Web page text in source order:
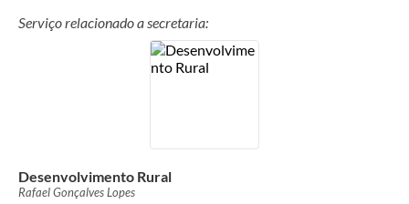
Serviço relacionado a secretaria:
Desenvolvimento Rural
Rafael Gonçalves Lopes